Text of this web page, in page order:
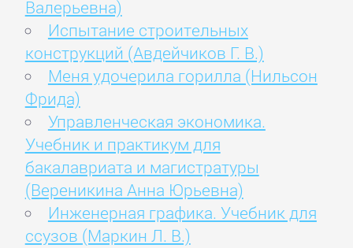
Валерьевна)
Испытание строительных
конструкций (Авдейчиков Г. В.)
Меня удочерила горилла (Нильсон
Фрида)
Управленческая экономика.
Учебник и практикум для
бакалавриата и магистратуры
(Вереникина Анна Юрьевна)
Инженерная графика. Учебник для
ссузов (Маркин Л. В.)